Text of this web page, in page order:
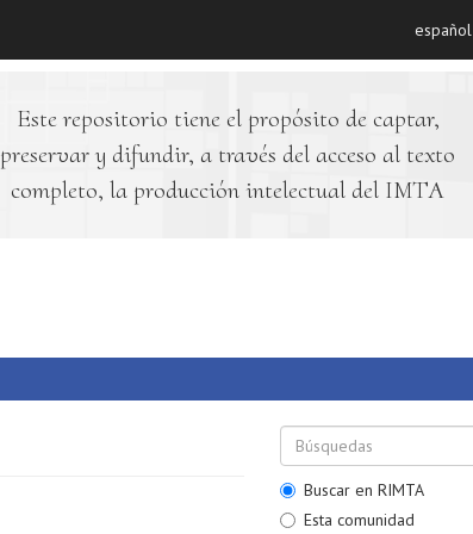
español
Este repositorio tiene el propósito de captar,
preservar y difundir, a través del acceso al texto
completo, la producción intelectual del IMTA
Buscar en RIMTA
Esta comunidad